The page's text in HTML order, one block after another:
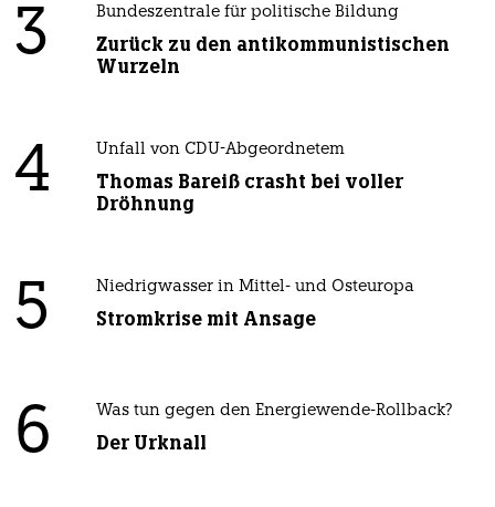
3 Bundeszentrale für politische Bildung
Zurück zu den antikommunistischen
Wurzeln
4 Unfall von CDU-Abgeordnetem
Thomas Bareiß crasht bei voller
Dröhnung
5 Niedrigwasser in Mittel- und Osteuropa
Stromkrise mit Ansage
6 Was tun gegen den Energiewende-Rollback?
Der Urknall